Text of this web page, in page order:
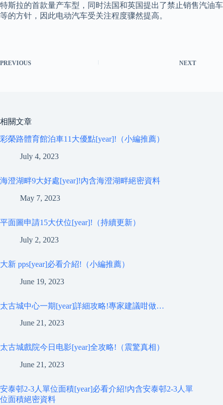
特斯拉的首款量产车型，同时法国和英国提出了禁止销售汽油车
等的方针，因此电动汽车受关注程度骤然提高。
PREVIOUS NEXT
相關文章
彩榮路體育館泊車11大優點[year]!（小編推薦）
July 4, 2023
海澄湖畔9大好處[year]!內含海澄湖畔絕密資料
May 7, 2023
平面圖申請15大伏位[year]!（持續更新）
July 2, 2023
大新 pps[year]必看介紹!（小編推薦）
June 19, 2023
太古城中心一期[year]詳細攻略!專家建議咁做…
June 21, 2023
太古城戲院今日电影[year]全攻略!（震驚真相）
June 21, 2023
安泰邨2-3人單位面積[year]必看介紹!內含安泰邨2-3人單
位面積絕密資料